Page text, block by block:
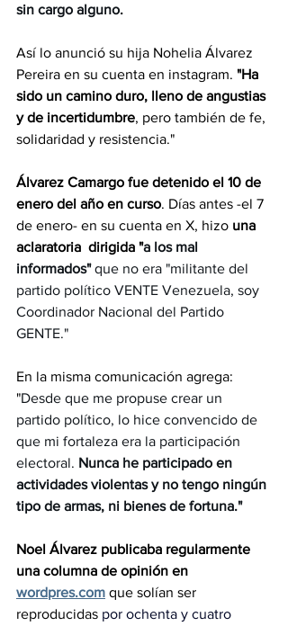
sin cargo alguno.
Así lo anunció su hija Nohelia Álvarez
Pereira en su cuenta en instagram. "Ha
sido un camino duro, lleno de angustias
y de incertidumbre, pero también de fe,
solidaridad y resistencia."
Álvarez Camargo fue detenido el 10 de
enero del año en curso. Días antes -el 7
de enero- en su cuenta en X, hizo una
aclaratoria  dirigida "a los mal
informados" que no era "militante del
partido político VENTE Venezuela, soy
Coordinador Nacional del Partido
GENTE."
En la misma comunicación agrega:
"Desde que me propuse crear un
partido político, lo hice convencido de
que mi fortaleza era la participación
electoral. Nunca he participado en
actividades violentas y no tengo ningún
tipo de armas, ni bienes de fortuna."
Noel Álvarez publicaba regularmente
una columna de opinión en
wordpres.com que solían ser
reproducidas por ochenta y cuatro